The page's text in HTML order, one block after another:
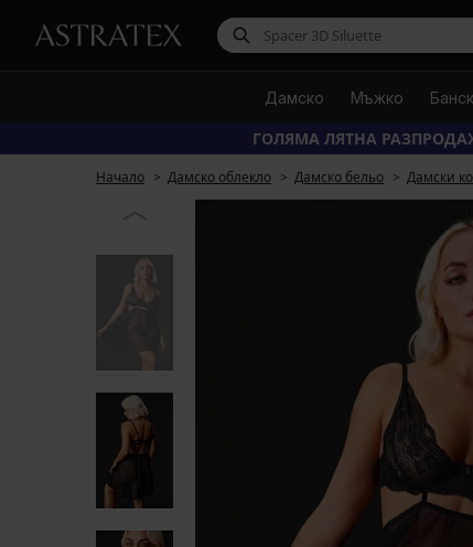
Дамско Мъжко
ГОЛЯМА ЛЯТНА
Начало Дамско облекло Дамско бельо Дамски